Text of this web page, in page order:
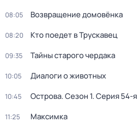
08:05 Возвращение домовёнка
08:20 Кто поедет в Трускавец
09:35 Тайны старого чердака
10:05 Диалоги о животных
10:45 Острова. Сезон 1. Серия 54-я
11:25 Максимка